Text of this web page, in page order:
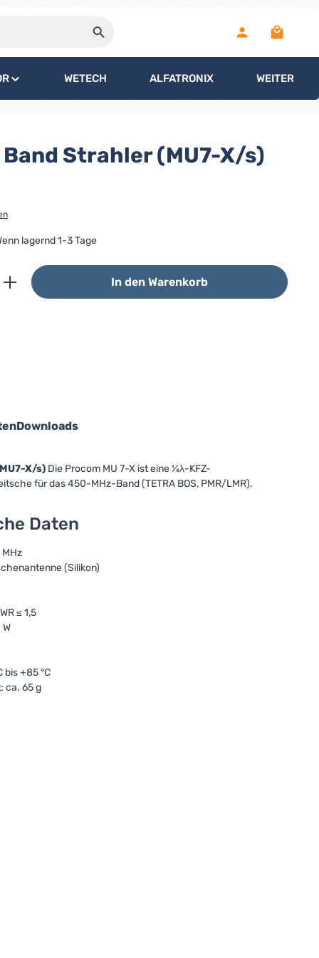
WETECH ALFATRONIX WEITERE
Strahler (MU7-X/s)
lagernd 1-3 Tage
den gewünschten Wert ein oder
In den Warenkorb
Downloads
X/s) Die Procom MU 7-X ist eine ¼λ-KFZ-
für das 450-MHz-Band (TETRA BOS, PMR/LMR).
Daten
(Silikon)
≤ 1,5
+85 °C
ca. 65 g